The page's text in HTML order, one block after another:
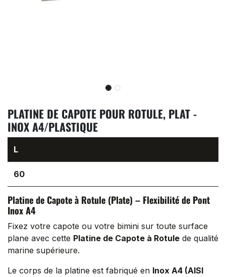
PLATINE DE CAPOTE POUR ROTULE, PLAT -
INOX A4/PLASTIQUE
L
60
Platine de Capote à Rotule (Plate) – Flexibilité de Pont
Inox A4
Fixez votre capote ou votre bimini sur toute surface
plane avec cette Platine de Capote à Rotule de qualité
marine supérieure.
Le corps de la platine est fabriqué en Inox A4 (AISI